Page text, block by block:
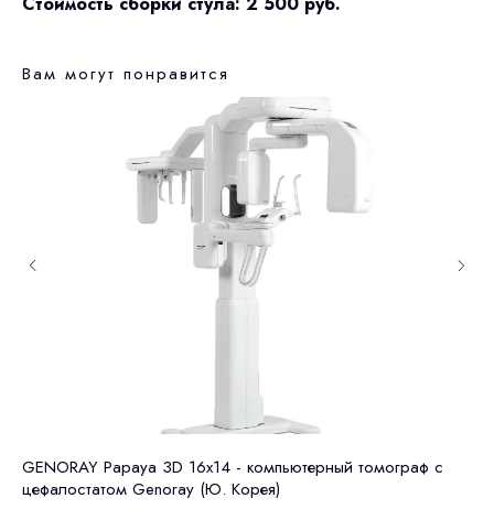
Вам могут понравится
GENORAY Papaya 3D 16x14 - компьютерный томограф с
цефалостатом Genoray (Ю. Корея)
Остались вопросы
оставьте контакты, мы свяжемся и